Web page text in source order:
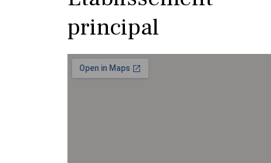
principal